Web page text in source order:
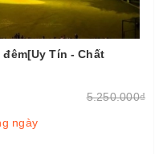
Gói - Chất
2.050.000₫
ngày